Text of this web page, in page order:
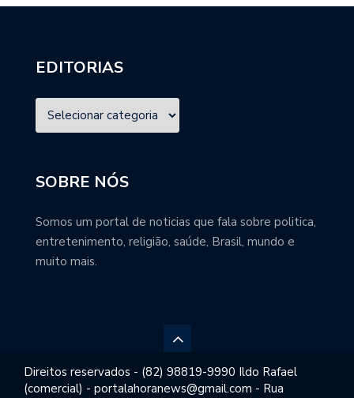
EDITORIAS
SOBRE NÓS
Somos um portal de noticias que fala sobre politica,
entretenimento, religião, saúde, Brasil, mundo e
muito mais.
Direitos reservados - (82) 98819-9990 Ildo Rafael
(comercial) - portalahoranews@gmail.com - Rua